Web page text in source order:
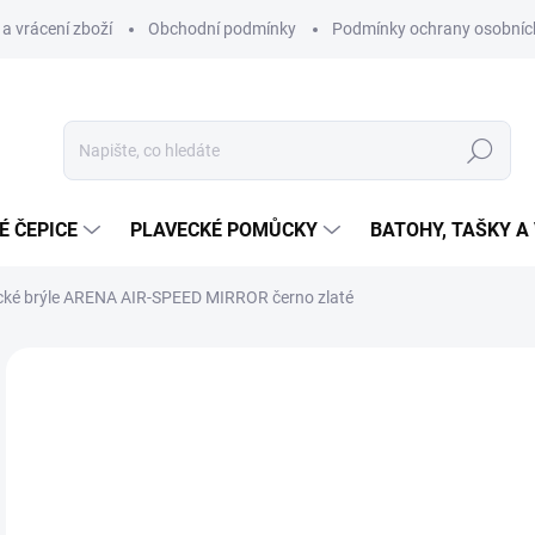
vrácení zboží Obchodní podmínky Podmínky ochrany
Hledat
ČEPICE PLAVECKÉ POMŮCKY BATOHY, TAŠKY A
brýle ARENA AIR-SPEED MIRROR černo zlaté